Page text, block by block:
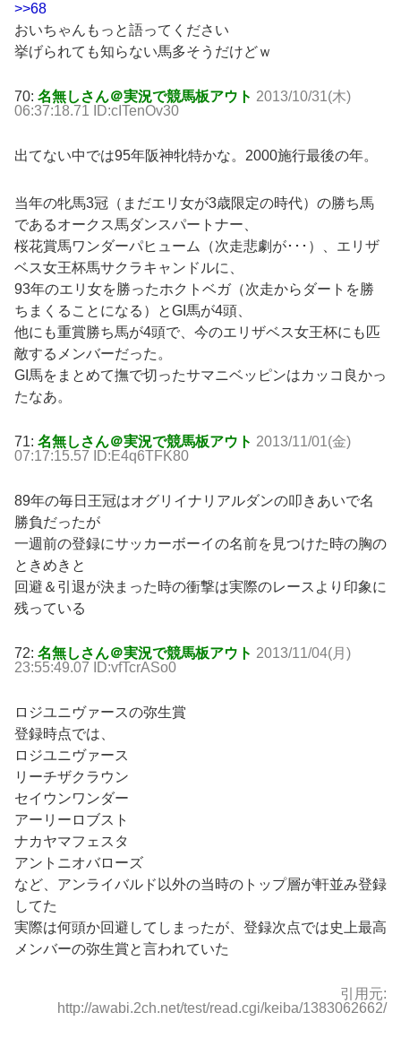
>>68
おいちゃんもっと語ってください
挙げられても知らない馬多そうだけどｗ
70: 名無しさん＠実況で競馬板アウト 2013/10/31(木)
06:37:18.71 ID:cITenOv30
出てない中では95年阪神牝特かな。2000施行最後の年。
当年の牝馬3冠（まだエリ女が3歳限定の時代）の勝ち馬
であるオークス馬ダンスパートナー、
桜花賞馬ワンダーパヒューム（次走悲劇が･･･）、エリザ
ベス女王杯馬サクラキャンドルに、
93年のエリ女を勝ったホクトベガ（次走からダートを勝
ちまくることになる）とGI馬が4頭、
他にも重賞勝ち馬が4頭で、今のエリザベス女王杯にも匹
敵するメンバーだった。
GI馬をまとめて撫で切ったサマニベッピンはカッコ良かっ
たなあ。
71: 名無しさん＠実況で競馬板アウト 2013/11/01(金)
07:17:15.57 ID:E4q6TFK80
89年の毎日王冠はオグリイナリアルダンの叩きあいで名
勝負だったが
一週前の登録にサッカーボーイの名前を見つけた時の胸の
ときめきと
回避＆引退が決まった時の衝撃は実際のレースより印象に
残っている
72: 名無しさん＠実況で競馬板アウト 2013/11/04(月)
23:55:49.07 ID:vfTcrASo0
ロジユニヴァースの弥生賞
登録時点では、
ロジユニヴァース
リーチザクラウン
セイウンワンダー
アーリーロブスト
ナカヤマフェスタ
アントニオバローズ
など、アンライバルド以外の当時のトップ層が軒並み登録
してた
実際は何頭か回避してしまったが、登録次点では史上最高
メンバーの弥生賞と言われていた
引用元:
http://awabi.2ch.net/test/read.cgi/keiba/1383062662/